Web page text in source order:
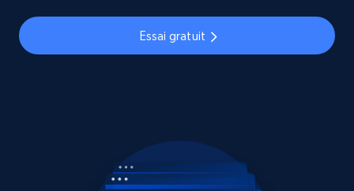
Essai gratuit